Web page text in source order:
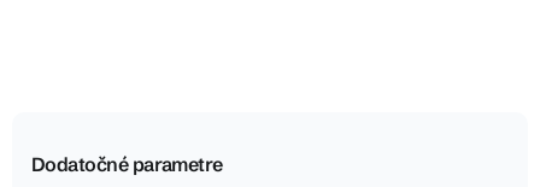
Dodatočné parametre